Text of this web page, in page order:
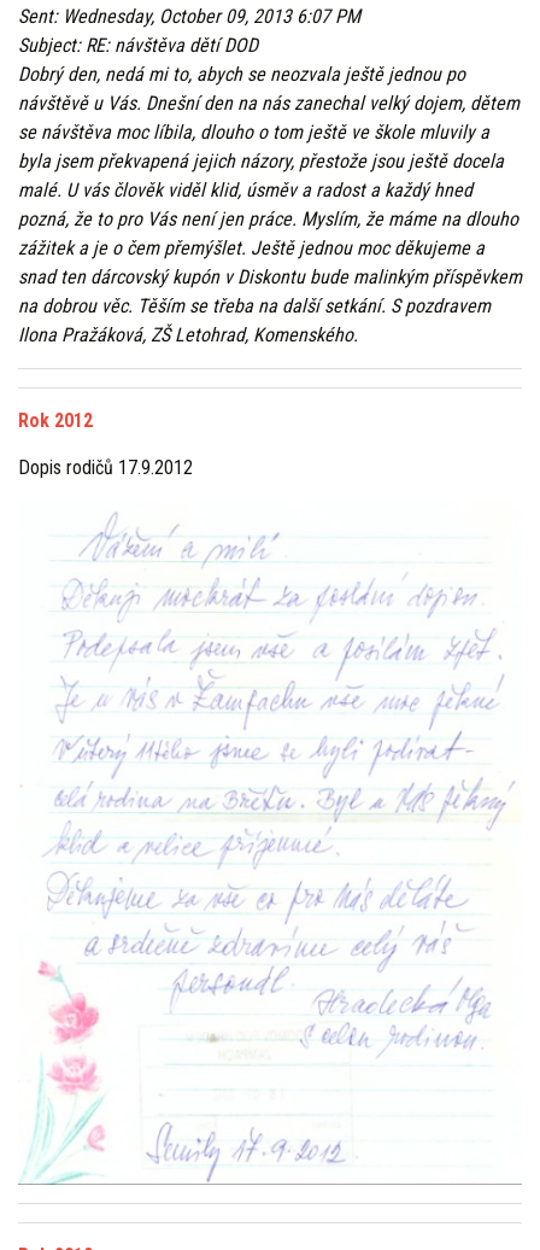
Sent: Wednesday, October 09, 2013 6:07 PM
Subject: RE: návštěva dětí DOD
Dobrý den, nedá mi to, abych se neozvala ještě jednou po
návštěvě u Vás. Dnešní den na nás zanechal velký dojem, dětem
se návštěva moc líbila, dlouho o tom ještě ve škole mluvily a
byla jsem překvapená jejich názory, přestože jsou ještě docela
malé. U vás člověk viděl klid, úsměv a radost a každý hned
pozná, že to pro Vás není jen práce. Myslím, že máme na dlouho
zážitek a je o čem přemýšlet. Ještě jednou moc děkujeme a
snad ten dárcovský kupón v Diskontu bude malinkým příspěvkem
na dobrou věc. Těším se třeba na další setkání. S pozdravem
Ilona Pražáková, ZŠ Letohrad, Komenského.
Rok 2012
Dopis rodičů 17.9.2012